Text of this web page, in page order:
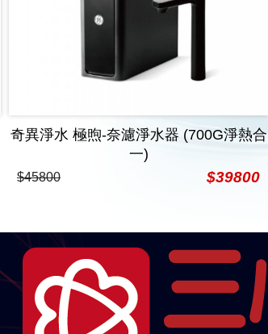
奇異淨水 極煦-奈濾淨水器 (700G淨熱合
一)
$45800 $39800